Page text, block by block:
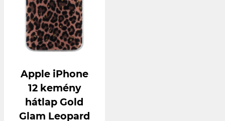
Apple iPhone
12 kemény
hátlap Gold
Glam Leopard